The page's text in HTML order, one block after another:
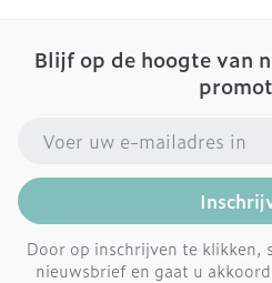
Blijf op de hoogte van
Door op inschrijven te klikken,
nieuwsbrief en gaat u